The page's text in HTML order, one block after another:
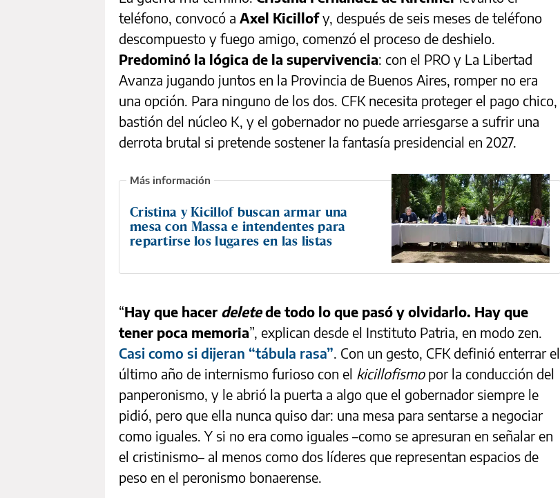
teléfono, convocó a Axel Kicillofy, después de seis meses de teléfono
descompuesto y fuego amigo, comenzó el proceso de deshielo.
Predominó la lógica de la supervivencia: con el PRO y La Libertad
Avanza jugando juntos en la Provincia de Buenos Aires, romper no era
una opción. Para ninguno de los dos. CFK necesita proteger el pago chico,
bastión del núcleo K, y el gobernador no puede arriesgarse a sufrir una
derrota brutal si pretende sostener la fantasía presidencial en 2027.
Cristina y Kicillof buscan armar una
mesa con Massa e intendentes para
repartirse los lugares en las listas
“Hay que hacer deletede todo lo que pasó y olvidarlo. Hay que
tener poca memoria”, explican desde el Instituto Patria, en modo zen.
Casi como si dijeran “tábula rasa”. Con un gesto, CFK definió enterrar el
último año de internismo furioso con el kicillofismo por la conducción del
panperonismo, y le abrió la puerta a algo que el gobernador siempre le
pidió, pero que ella nunca quiso dar: una mesa para sentarse a negociar
como iguales. Y si no era como iguales –como se apresuran en señalar en
el cristinismo– al menos como dos líderes que representan espacios de
peso en el peronismo bonaerense.